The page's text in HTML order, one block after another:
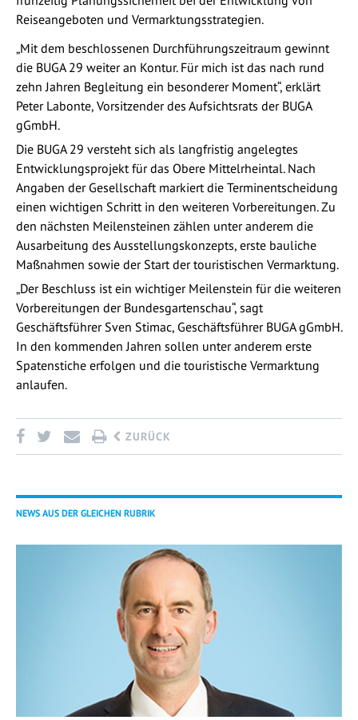
Reiseangeboten und Vermarktungsstrategien.
„Mit dem beschlossenen Durchführungszeitraum gewinnt
die BUGA 29 weiter an Kontur. Für mich ist das nach rund
zehn Jahren Begleitung ein besonderer Moment“, erklärt
Peter Labonte, Vorsitzender des Aufsichtsrats der BUGA
gGmbH.
Die BUGA 29 versteht sich als langfristig angelegtes
Entwicklungsprojekt für das Obere Mittelrheintal. Nach
Angaben der Gesellschaft markiert die Terminentscheidung
einen wichtigen Schritt in den weiteren Vorbereitungen. Zu
den nächsten Meilensteinen zählen unter anderem die
Ausarbeitung des Ausstellungskonzepts, erste bauliche
Maßnahmen sowie der Start der touristischen Vermarktung.
„Der Beschluss ist ein wichtiger Meilenstein für die weiteren
Vorbereitungen der Bundesgartenschau“, sagt
Geschäftsführer Sven Stimac, Geschäftsführer BUGA gGmbH.
In den kommenden Jahren sollen unter anderem erste
Spatenstiche erfolgen und die touristische Vermarktung
anlaufen.
ZURÜCK
NEWS AUS DER GLEICHEN RUBRIK